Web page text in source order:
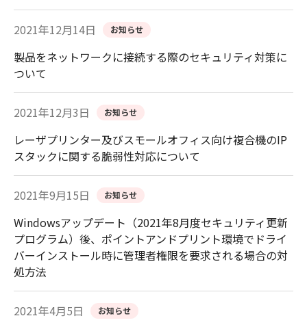
2021年12月14日 お知らせ
製品をネットワークに接続する際のセキュリティ対策に
ついて
2021年12月3日 お知らせ
レーザプリンター及びスモールオフィス向け複合機のIP
スタックに関する脆弱性対応について
2021年9月15日 お知らせ
Windowsアップデート（2021年8月度セキュリティ更新
プログラム）後、ポイントアンドプリント環境でドライ
バーインストール時に管理者権限を要求される場合の対
処方法
2021年4月5日 お知らせ